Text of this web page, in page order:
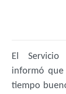
El Servicio
informó que
tiempo